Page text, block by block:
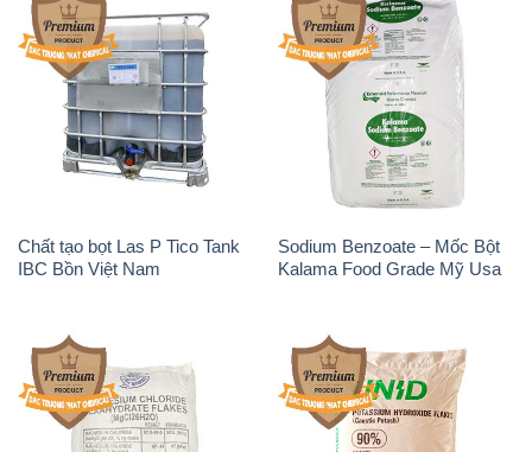
Chất tạo bọt Las P Tico Tank
IBC Bồn Việt Nam
Sodium Benzoate – Mốc Bột
Kalama Food Grade Mỹ Usa